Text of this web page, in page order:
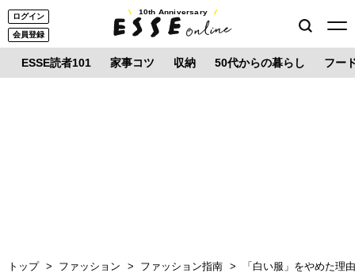
ログイン
会員登録
10th Anniversary
ESSE読者101 家事コツ 収納 50代からの暮らし フー
トップ ファッション ファッション指南 「白い服」をやめた理